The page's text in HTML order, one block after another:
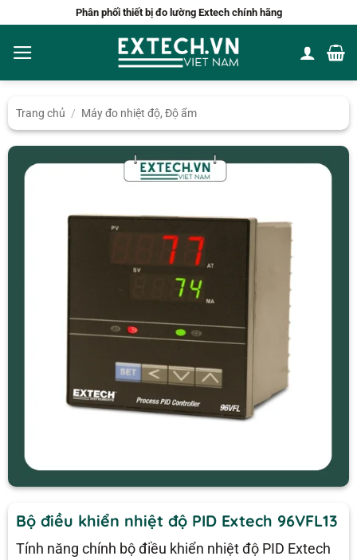
nội
dung
Phân phối thiết bị đo lường Extech chính hãng
Trang chủ / Máy đo nhiệt độ, Độ ẩm
Bộ điều khiển nhiệt độ PID Extech 96VFL13
Tính năng chính bộ điều khiển nhiệt độ PID Extech